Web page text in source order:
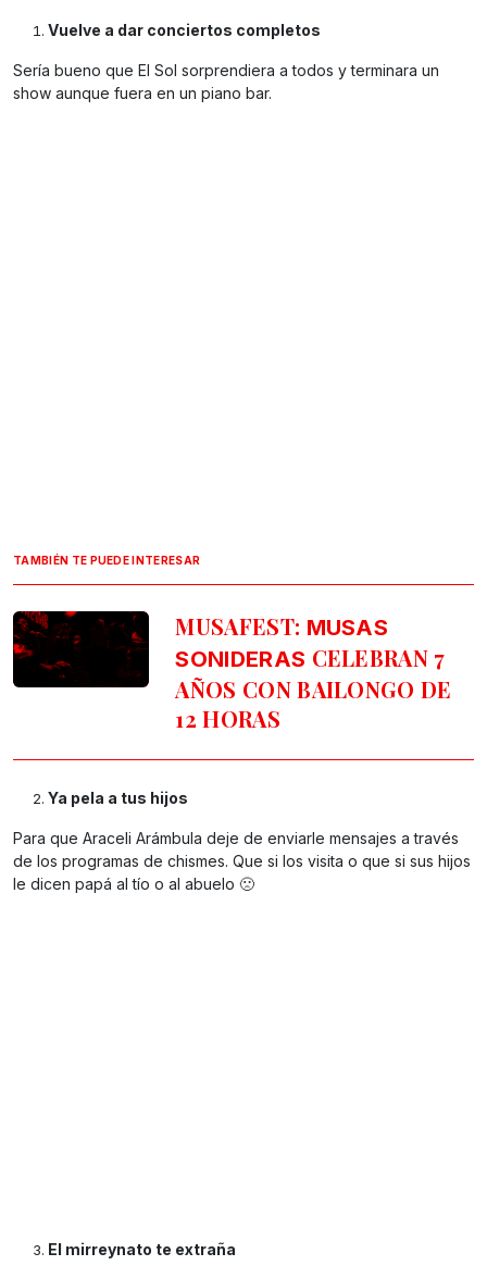
Vuelve a dar conciertos completos
Sería bueno que El Sol sorprendiera a todos y terminara un
show aunque fuera en un piano bar.
TAMBIÉN TE PUEDE INTERESAR
MUSAFEST: MUSAS
SONIDERAS CELEBRAN 7
AÑOS CON BAILONGO DE
12 HORAS
Ya pela a tus hijos
Para que Araceli Arámbula deje de enviarle mensajes a través
de los programas de chismes. Que si los visita o que si sus hijos
le dicen papá al tío o al abuelo 🙁
El mirreynato te extraña